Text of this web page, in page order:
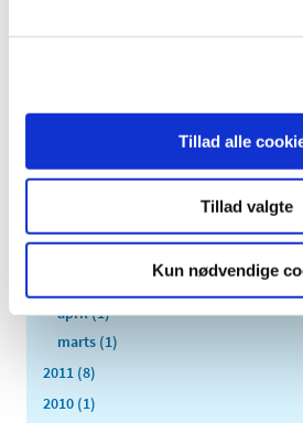
Tillad alle
Tillad valgte
Kun nødvendige
2014 (8)
2012 (7)
juli (1)
april (1)
marts (1)
2011 (8)
2010 (1)